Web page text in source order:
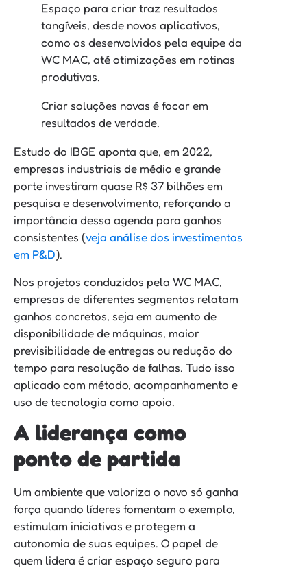
Espaço para criar traz resultados
tangíveis, desde novos aplicativos,
como os desenvolvidos pela equipe da
WC MAC, até otimizações em rotinas
produtivas.
Criar soluções novas é focar em
resultados de verdade.
Estudo do IBGE aponta que, em 2022,
empresas industriais de médio e grande
porte investiram quase R$ 37 bilhões em
pesquisa e desenvolvimento, reforçando a
importância dessa agenda para ganhos
consistentes (veja análise dos investimentos
em P&D).
Nos projetos conduzidos pela WC MAC,
empresas de diferentes segmentos relatam
ganhos concretos, seja em aumento de
disponibilidade de máquinas, maior
previsibilidade de entregas ou redução do
tempo para resolução de falhas. Tudo isso
aplicado com método, acompanhamento e
uso de tecnologia como apoio.
A liderança como
ponto de partida
Um ambiente que valoriza o novo só ganha
força quando líderes fomentam o exemplo,
estimulam iniciativas e protegem a
autonomia de suas equipes. O papel de
quem lidera é criar espaço seguro para